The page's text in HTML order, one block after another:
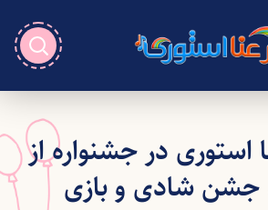
استوری در جشنواره از
جشن شادی و بازی